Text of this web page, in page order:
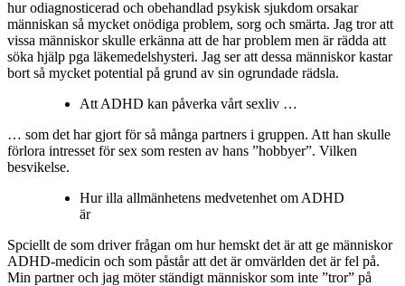
hur odiagnosticerad och obehandlad psykisk sjukdom orsakar
människan så mycket onödiga problem, sorg och smärta. Jag tror att
vissa människor skulle erkänna att de har problem men är rädda att
söka hjälp pga läkemedelshysteri. Jag ser att dessa människor kastar
bort så mycket potential på grund av sin ogrundade rädsla.
Att ADHD kan påverka vårt sexliv …
… som det har gjort för så många partners i gruppen. Att han skulle
förlora intresset för sex som resten av hans ”hobbyer”. Vilken
besvikelse.
Hur illa allmänhetens medvetenhet om ADHD
är
Spciellt de som driver frågan om hur hemskt det är att ge människor
ADHD-medicin och som påstår att det är omvärlden det är fel på.
Min partner och jag möter ständigt människor som inte ”tror” på